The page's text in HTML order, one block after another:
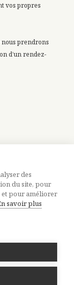
vos propres
nous prendrons
d’un rendez-
des
du site, pour
et pour améliorer
savoir plus